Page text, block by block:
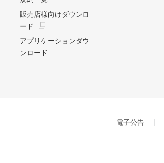
販売店様向けダウンロ
ード
アプリケーションダウ
ンロード
電子公告